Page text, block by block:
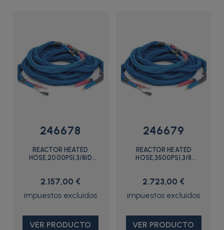
246678
REACTOR HEATED
HOSE,2000PSI,3/8ID
2.157,00 €
VER PRODUCTO
246679
REACTOR HEATED
HOSE,3500PSI,3/8
2.723,00 €
VER PRODUCTO